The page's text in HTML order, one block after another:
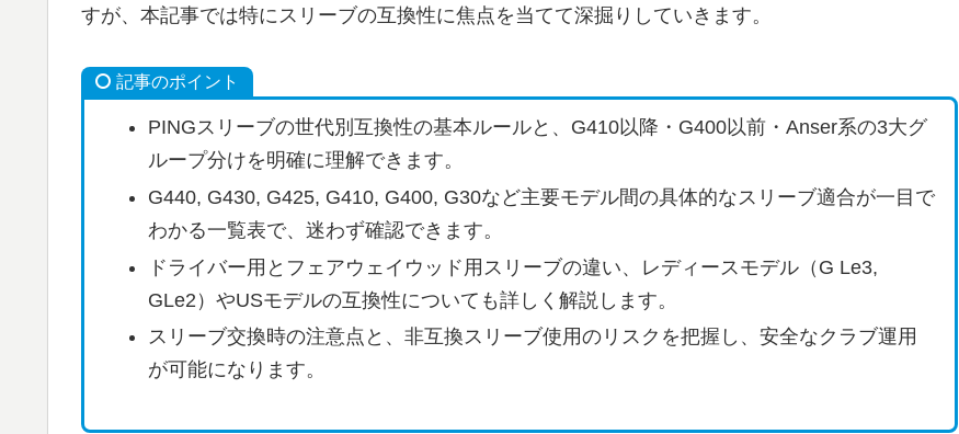
すが、本記事では特にスリーブの互換性に焦点を当てて深掘りしていきます。
記事のポイント
PINGスリーブの世代別互換性の基本ルールと、G410以降・G400以前・Anser系の3大グ
ループ分けを明確に理解できます。
G440, G430, G425, G410, G400, G30など主要モデル間の具体的なスリーブ適合が一目で
わかる一覧表で、迷わず確認できます。
ドライバー用とフェアウェイウッド用スリーブの違い、レディースモデル（G Le3,
GLe2）やUSモデルの互換性についても詳しく解説します。
スリーブ交換時の注意点と、非互換スリーブ使用のリスクを把握し、安全なクラブ運用
が可能になります。